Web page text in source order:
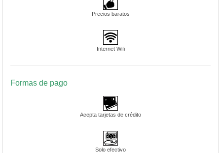
Precios baratos
Internet Wifi
Formas de pago
Acepta tarjetas de crédito
Solo efectivo